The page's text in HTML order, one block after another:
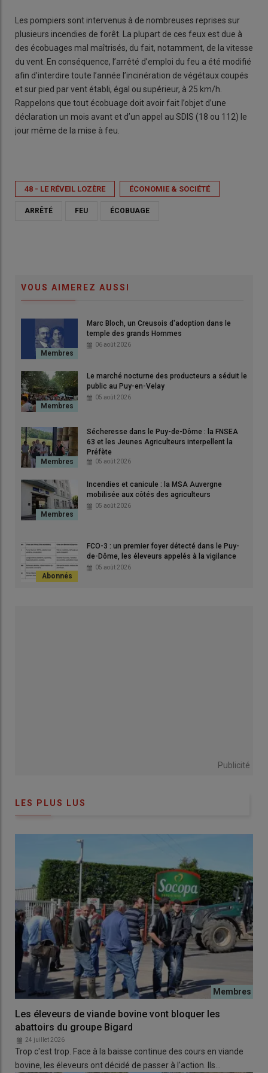
Les pompiers sont intervenus à de nombreuses reprises sur
plusieurs incendies de forêt. La plupart de ces feux est due à
des écobuages mal maîtrisés, du fait, notamment, de la vitesse
du vent. En conséquence, l’arrêté d’emploi du feu a été modifié
afin d’interdire toute l’année l’incinération de végétaux coupés
et sur pied par vent établi, égal ou supérieur, à 25 km/h.
Rappelons que tout écobuage doit avoir fait l’objet d’une
déclaration un mois avant et d’un appel au SDIS (18 ou 112) le
jour même de la mise à feu.
48 - LE RÉVEIL LOZÈRE ÉCONOMIE & SOCIÉTÉ
ARRÊTÉ FEU ÉCOBUAGE
VOUS AIMEREZ AUSSI
Marc Bloch, un Creusois d'adoption dans le
temple des grands Hommes
06 août 2026
Le marché nocturne des producteurs a séduit le
public au Puy-en-Velay
05 août 2026
Sécheresse dans le Puy-de-Dôme : la FNSEA
63 et les Jeunes Agriculteurs interpellent la
Préfète
05 août 2026
Incendies et canicule : la MSA Auvergne
mobilisée aux côtés des agriculteurs
05 août 2026
FCO-3 : un premier foyer détecté dans le Puy-
de-Dôme, les éleveurs appelés à la vigilance
05 août 2026
Publicité
LES PLUS LUS
Les éleveurs de viande bovine vont bloquer les
abattoirs du groupe Bigard
24 juillet 2026
Trop c'est trop. Face à la baisse continue des cours en viande
bovine, les éleveurs ont décidé de passer à l'action. Ils…